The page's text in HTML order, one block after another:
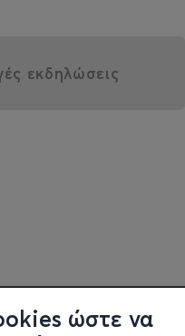
ώστε να
εκδηλώσεις